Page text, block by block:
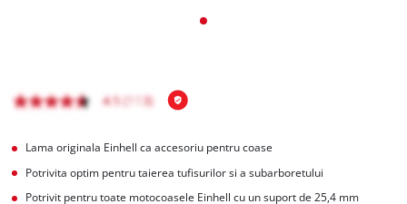
Lama originala Einhell ca accesoriu pentru coase
Potrivita optim pentru taierea tufisurilor si a subarboretului
Potrivit pentru toate motocoasele Einhell cu un suport de 25,4 mm